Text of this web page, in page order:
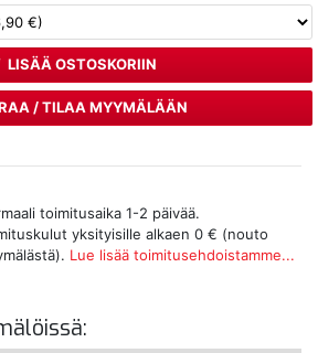
LISÄÄ OSTOSKORIIN
/ TILAA MYYMÄLÄÄN
toimitusaika 1-2 päivää.
yksityisille alkaen 0 € (nouto
Lue lisää toimitusehdoistamme...